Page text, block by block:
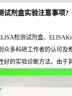
试剂盒实验注意事项?
检测试剂盒、
众多科研工作者的认可
好的实验诊断方法。由